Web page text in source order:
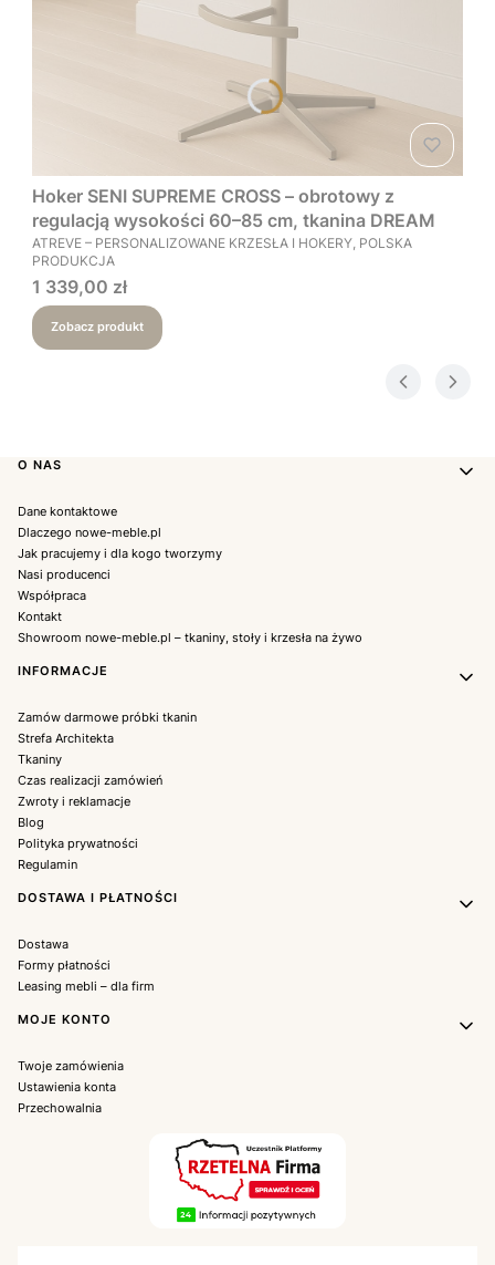
Hoker SENI SUPREME CROSS – obrotowy z
regulacją wysokości 60–85 cm, tkanina DREAM
PRODUCENT
ATREVE – PERSONALIZOWANE KRZESŁA I HOKERY, POLSKA
PRODUKCJA
Cena
1 339,00 zł
Zobacz produkt
Linki w stopce
O NAS
Dane kontaktowe
Dlaczego nowe-meble.pl
Jak pracujemy i dla kogo tworzymy
Nasi producenci
Współpraca
Kontakt
Showroom nowe-meble.pl – tkaniny, stoły i krzesła na żywo
INFORMACJE
Zamów darmowe próbki tkanin
Strefa Architekta
Tkaniny
Czas realizacji zamówień
Zwroty i reklamacje
Blog
Polityka prywatności
Regulamin
DOSTAWA I PŁATNOŚCI
Dostawa
Formy płatności
Leasing mebli – dla firm
MOJE KONTO
Twoje zamówienia
Ustawienia konta
Przechowalnia